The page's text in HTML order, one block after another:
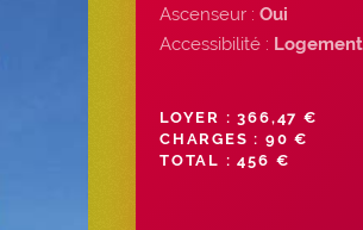
Ascenseur : Oui
Accessibilité :
LOYER : 366,47 €
CHARGES : 90 €
TOTAL : 456 €